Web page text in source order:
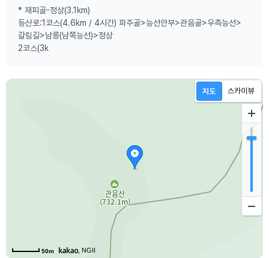
* 재피골-정상(3.1km)
등산로:1코스(4.6km / 4시간) 파주골>능선안부>관음골>우측능선>
갈림길>남릉(남쪽능선)>정상
2코스(3k
50m , NGII